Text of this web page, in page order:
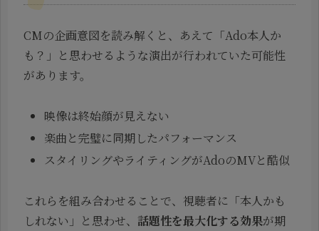
CMの企画意図を読み解くと、あえて「Ado本人か
も？」と思わせるような演出が行われていた可能性
があります。
映像は終始顔が見えない
楽曲と完璧に同期したパフォーマンス
スタイリングやライティングがAdoのMVと酷似
これらを組み合わせることで、視聴者に「本人かも
しれない」と思わせ、 話題性を最大化する効果が期